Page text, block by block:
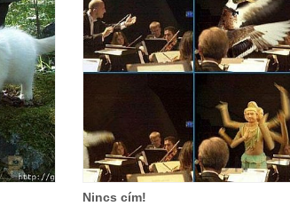
Nincs cím!